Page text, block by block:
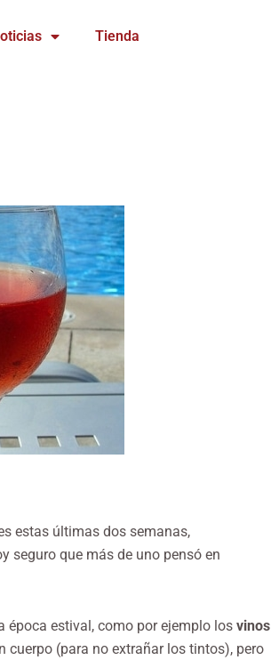
Tienda
estas últimas dos semanas,
seguro que más de uno pensó en
época estival, como por ejemplo los vinos
cuerpo (para no extrañar los tintos), pero